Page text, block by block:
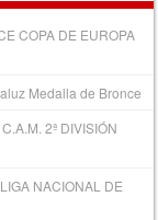
COPA DE EUROPA
Medalla de Bronce
2ª DIVISIÓN
NACIONAL DE